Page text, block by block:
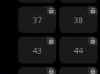
37 38
43 44